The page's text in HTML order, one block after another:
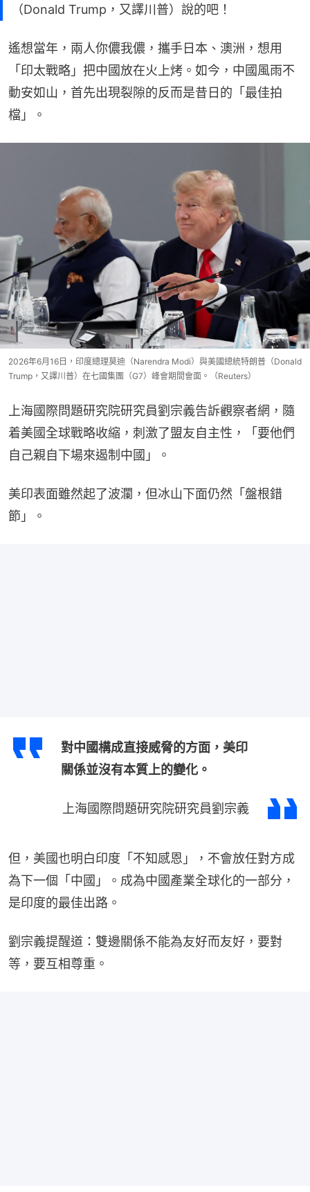
（Donald Trump，又譯川普）說的吧！
遙想當年，兩人你儂我儂，攜手日本、澳洲，想用
「印太戰略」把中國放在火上烤。如今，中國風雨不
動安如山，首先出現裂隙的反而是昔日的「最佳拍
檔」。
2026年6月16日，印度總理莫迪（Narendra Modi）與美國總統特朗普（Donald
Trump，又譯川普）在七國集團（G7）峰會期間會面。（Reuters）
上海國際問題研究院研究員劉宗義告訴觀察者網，隨
着美國全球戰略收縮，刺激了盟友自主性，「要他們
自己親自下場來遏制中國」。
美印表面雖然起了波瀾，但冰山下面仍然「盤根錯
節」。
對中國構成直接威脅的方面，美印
關係並沒有本質上的變化。
上海國際問題研究院研究員劉宗義
但，美國也明白印度「不知感恩」，不會放任對方成
為下一個「中國」。成為中國產業全球化的一部分，
是印度的最佳出路。
劉宗義提醒道：雙邊關係不能為友好而友好，要對
等，要互相尊重。